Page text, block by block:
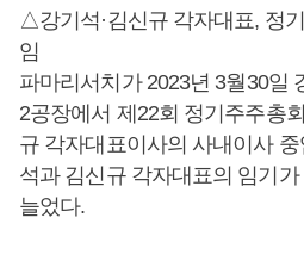
△강기석·김신규 각자대표, 정
임
파마리서치가 2023년 3월30일
2공장에서 제22회 정기주주총
규 각자대표이사의 사내이사 중
석과 김신규 각자대표의 임기
늘었다.